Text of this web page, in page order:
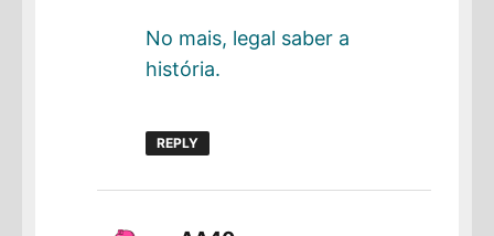
No mais, legal saber a
história.
REPLY